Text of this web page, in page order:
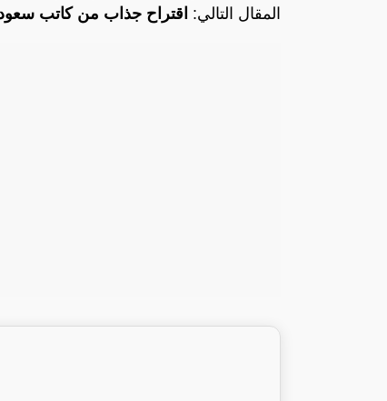
المقال التالي: اقتراح جذاب من كاتب